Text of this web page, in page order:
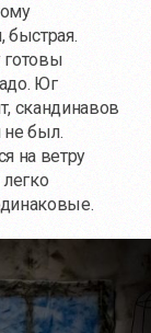
быстрая.
готовы
Юг
скандинавов
не был.
на ветру